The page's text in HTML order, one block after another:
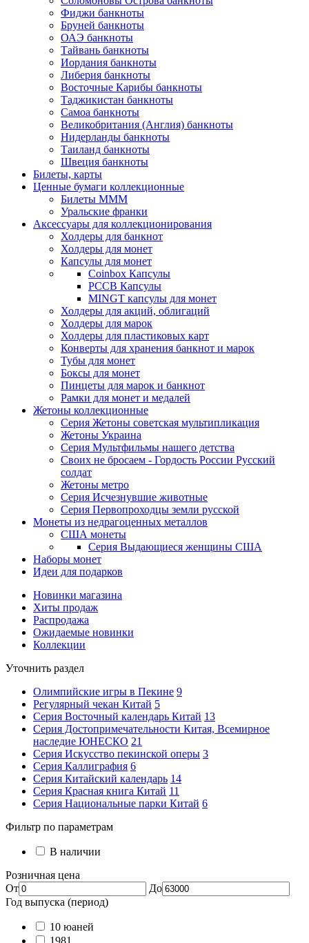
Фиджи банкноты
Бруней банкноты
ОАЭ банкноты
Тайвань банкноты
Иордания банкноты
Либерия банкноты
Восточные Карибы банкноты
Таджикистан банкноты
Самоа банкноты
Великобритания (Англия) банкноты
Нидерланды банкноты
Таиланд банкноты
Швеция банкноты
Билеты, карты
Ценные бумаги коллекционные
Билеты МММ
Уральские франки
Аксессуары для коллекционирования
Холдеры для банкнот
Холдеры для монет
Капсулы для монет
Coinbox Капсулы
РССВ Капсулы
MINGT капсулы для монет
Холдеры для акций, облигаций
Холдеры для марок
Холдеры для пластиковых карт
Конверты для хранения банкнот и марок
Тубы для монет
Боксы для монет
Пинцеты для марок и банкнот
Рамки для монет и медалей
Жетоны коллекционные
Серия Жетоны советская мультипликация
Жетоны Украина
Серия Мультфильмы нашего детства
Своих не бросаем - Гордость России Русский
солдат
Жетоны метро
Серия Исчезнувшие животные
Серия Первопроходцы земли русской
Монеты из недрагоценных металлов
США монеты
Серия Выдающиеся женщины США
Наборы монет
Идеи для подарков
Новинки магазина
Хиты продаж
Распродажа
Ожидаемые новинки
Коллекции
Уточнить раздел
Олимпийские игры в Пекине 9
Регулярный чекан Китай 5
Серия Восточный календарь Китай 13
Серия Достопримечательности Китая, Всемирное
наследие ЮНЕСКО 21
Серия Искусство пекинской оперы 3
Серия Каллиграфия 6
Серия Китайский календарь 14
Серия Красная книга Китай 11
Серия Национальные парки Китай 6
Фильтр по параметрам
В наличии
Розничная цена
От
До
Год выпуска (период)
10 юаней
1981